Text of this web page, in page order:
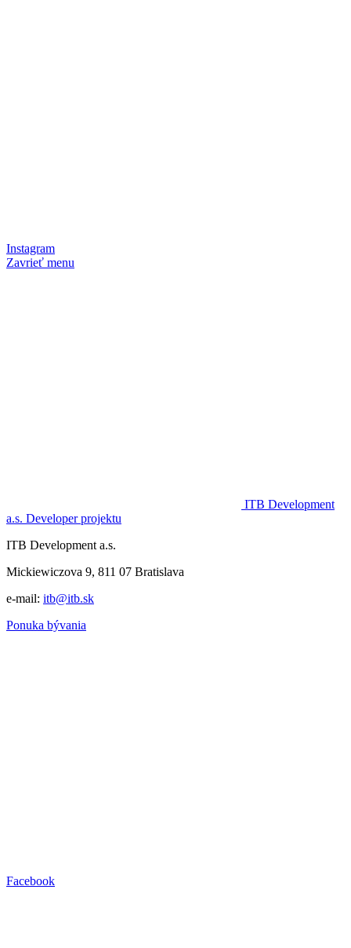
Instagram
Zavrieť menu
ITB Development
a.s. Developer projektu
ITB Development a.s.
Mickiewiczova 9, 811 07 Bratislava
e-mail: itb@itb.sk
Ponuka bývania
Facebook